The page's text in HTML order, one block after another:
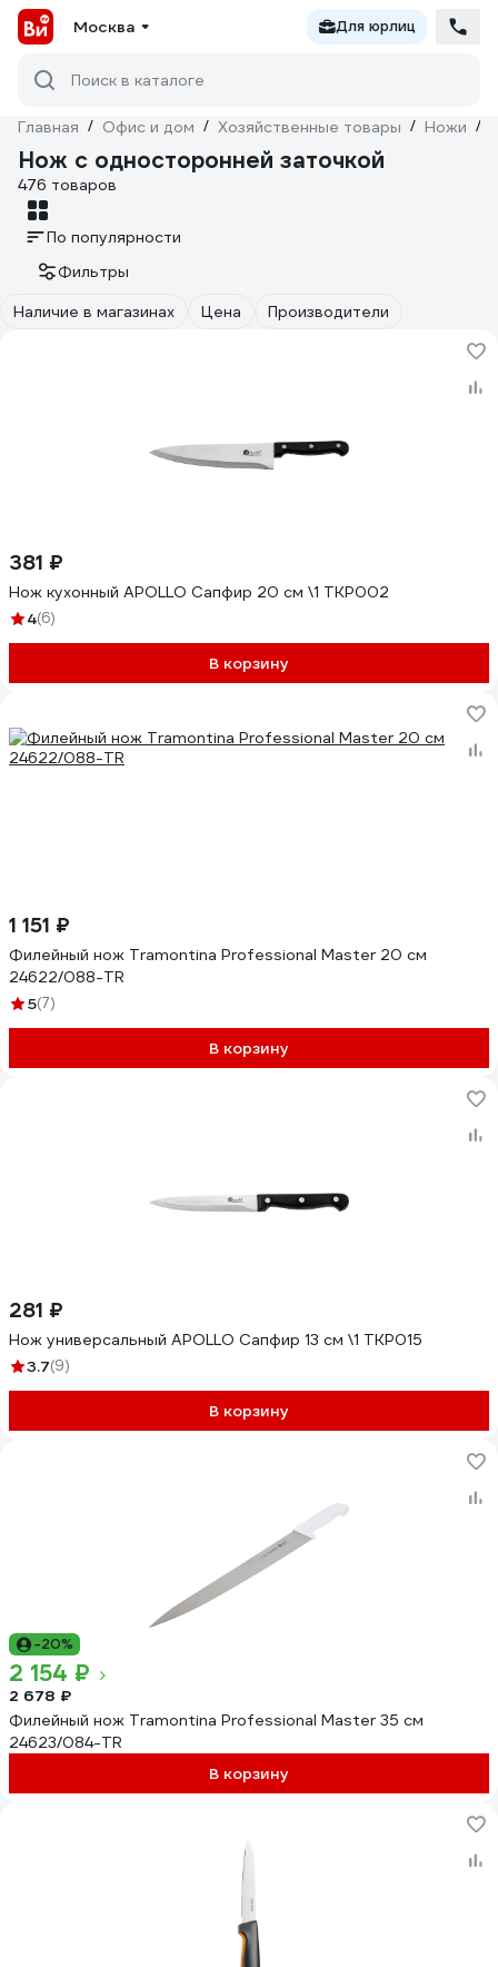
Москва Для юрлиц
Поиск в каталоге
Главная / Офис и дом / Хозяйственные товары / Ножи /
Нож с односторонней заточкой
476 товаров
По популярности
Фильтры
Наличие в магазинах
Цена Производители
381 ₽
Нож кухонный APOLLO Сапфир 20 см \1 TKP002
4(6)
В корзину
1 151 ₽
Филейный нож Tramontina Professional Master 20 см
24622/088-TR
5(7)
В корзину
281 ₽
Нож универсальный APOLLO Сапфир 13 см \1 TKP015
3.7(9)
В корзину
-20%
2 154 ₽
2 678 ₽
Филейный нож Tramontina Professional Master 35 см
24623/084-TR
В корзину